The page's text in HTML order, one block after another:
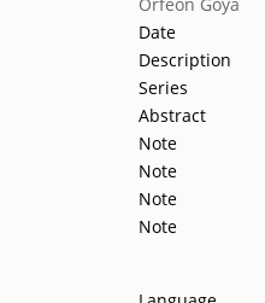
Date
Description
Series
Abstract
Note
Note
Note
Note